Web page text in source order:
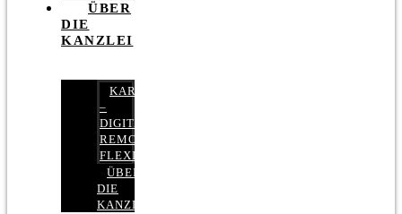
ÜBER
DIE
KANZLEI
KARRIERE
–
DIGITAL,
REMOTE,
FLEXIBEL
ÜBER
DIE
KANZLEI